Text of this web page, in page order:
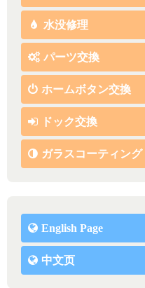
水没修理
パーツ交換
ホームボタン交換
ドック交換
ガラスコーティング
English Page
中文页